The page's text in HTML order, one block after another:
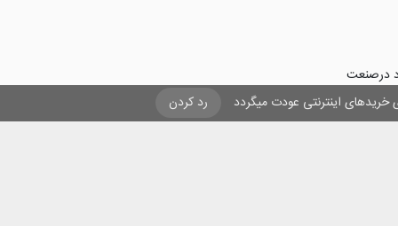
خریدهای اینترنتی عودت میگردد رد کردن
درصنعت
و ایجاد شغل برای حداقل
در صنعت